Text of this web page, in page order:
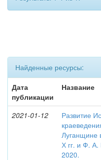
Найденные ресурсы:
Дата
публикации
Название
2021-01-12
Развитие
Луганщине
Х гг. и Ф. А.
2020.